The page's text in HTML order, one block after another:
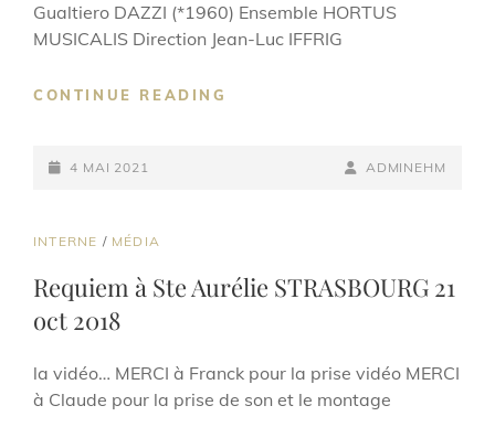
Gualtiero DAZZI (*1960) Ensemble HORTUS
MUSICALIS Direction Jean-Luc IFFRIG
CONTINUE READING
POSTED-
4 MAI 2021
BY
BYLINE
ADMINEHM
CAT
INTERNE / MÉDIA
Requiem à Ste Aurélie STRASBOURG 21
oct 2018
la vidéo… MERCI à Franck pour la prise vidéo MERCI
à Claude pour la prise de son et le montage